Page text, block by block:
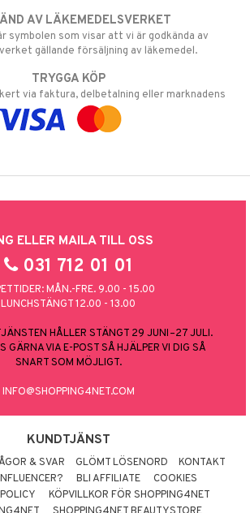
AV LÄKEMEDELSVERKET
symbolen som visar att vi är godkända av
gällande försäljning av läkemedel.
TRYGGA KÖP
via faktura, delbetalning eller marknadens
ELLER MAILA TILL OSS
031 712 01 01
MÅN.-FRE. 9.00 - 15.00
LUNCHSTÄNGT 12.00 - 13.00
HÅLLER STÄNGT 29 JUNI–27 JULI.
GÄRNA VIA E-POST SÅ HJÄLPER VI DIG SÅ
SNART SOM MÖJLIGT.
INFO@SHOPPING4NET.COM
KUNDTJÄNST
& SVAR GLÖMT LÖSENORD
KONTAKT
BLI AFFILIATE
COOKIES
KÖPVILLKOR FÖR SHOPPING4NET